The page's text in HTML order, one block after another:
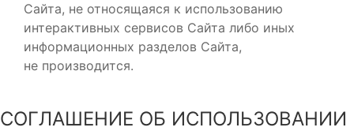
Сайта, не относящаяся к использованию
интерактивных сервисов Сайта либо иных
информационных разделов Сайта,
не производится.
СОГЛАШЕНИЕ ОБ ИСПОЛЬЗОВАНИИ